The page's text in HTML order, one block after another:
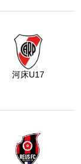
河床U17